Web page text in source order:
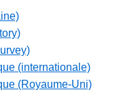
(internationale)
(Royaume-Uni)